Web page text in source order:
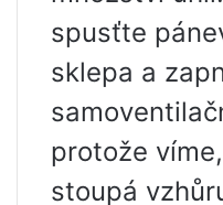
spusťte
sklepa a
protože
stoupá